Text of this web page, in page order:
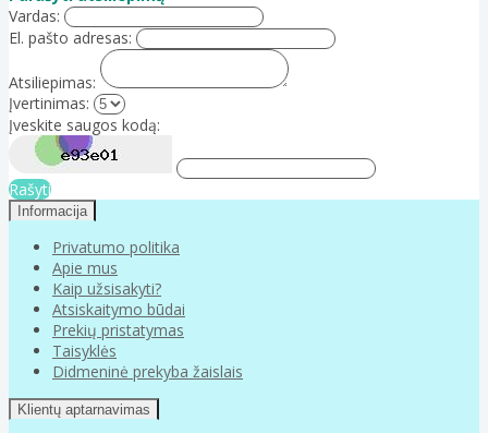
Vardas:
El. pašto adresas:
Atsiliepimas:
Įvertinimas:
Įveskite saugos kodą:
Rašyti
Informacija
Privatumo politika
Apie mus
Kaip užsisakyti?
Atsiskaitymo būdai
Prekių pristatymas
Taisyklės
Didmeninė prekyba žaislais
Klientų aptarnavimas